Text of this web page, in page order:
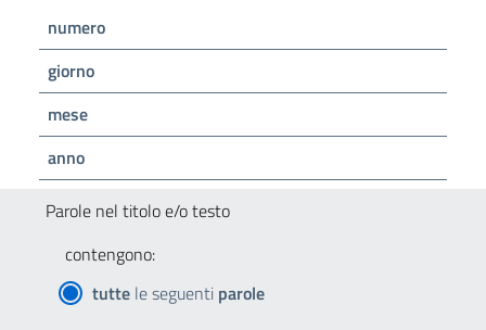
numero
giorno
mese
anno
Parole nel titolo e/o testo
contengono:
tutte le seguenti parole